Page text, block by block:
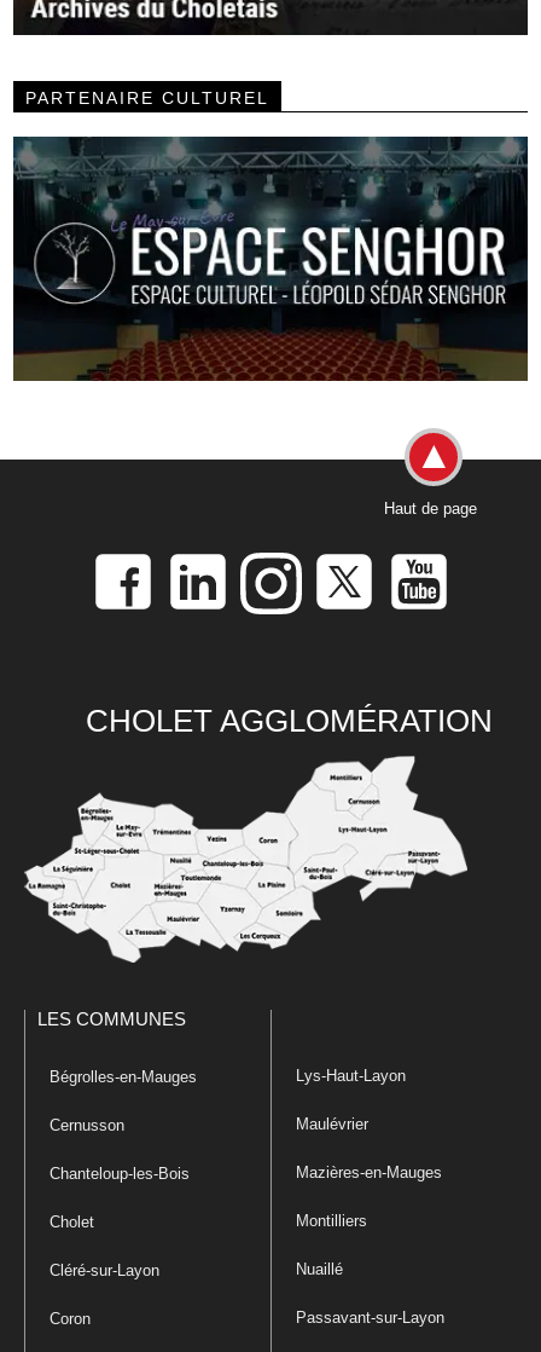
PARTENAIRE CULTUREL
Haut de page
CHOLET AGGLOMÉRATION
LES COMMUNES
Bégrolles-en-Mauges
Cernusson
Chanteloup-les-Bois
Cholet
Cléré-sur-Layon
Coron
Lys-Haut-Layon
Maulévrier
Mazières-en-Mauges
Montilliers
Nuaillé
Passavant-sur-Layon